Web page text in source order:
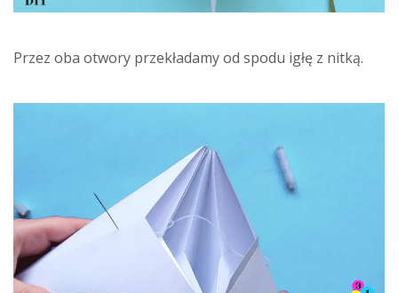
Przez oba otwory przekładamy od spodu igłę z nitką.